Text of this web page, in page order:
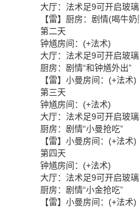
大厅：法术足9可开启玻璃
【雷】厨房：剧情(喝牛奶
第二天
钟馗房间：(+法术)
大厅：法术足9可开启玻璃
厨房：剧情“和钟馗外出”
【雷】小曼房间：(+法术)
第三天
钟馗房间：(+法术)
大厅：法术足9可开启玻璃
厨房：剧情“小曼抢吃”
【雷】小曼房间：(+法术)
第四天
钟馗房间：(+法术)
大厅：法术足9可开启玻璃
厨房：剧情“小金抢吃”
【雷】小曼房间：(+法术)